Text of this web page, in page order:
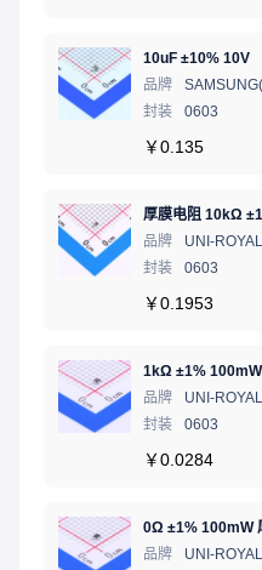
10uF ±10% 10V
品牌
封装
0603
￥0.135
厚膜电阻 10kΩ
品牌
UNI-
封装
0603
￥0.1953
1kΩ ±1% 100mW
品牌
UNI-
封装
0603
￥0.0284
0Ω ±1% 100mW
品牌
UNI-